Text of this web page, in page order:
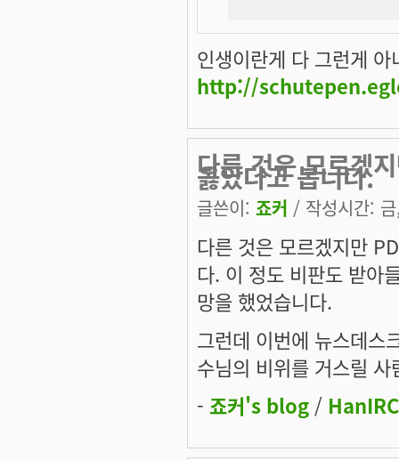
인생이란게 다 그런게
http://
다른 것은 모르겠
옳았다고 봅니다.
글쓴이: 죠커 / 작성시간:
다른 것은 모르겠지만
다. 이 정도 비판도 받아
망을 했었습니다.
그런데 이번에 뉴스데스
수님의 비위를 거스릴
- 죠커's blog /